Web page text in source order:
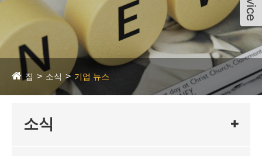
집 소식 기업 뉴스
소식